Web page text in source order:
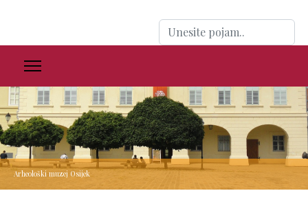
Traži
...
Arheološki muzej Osijek